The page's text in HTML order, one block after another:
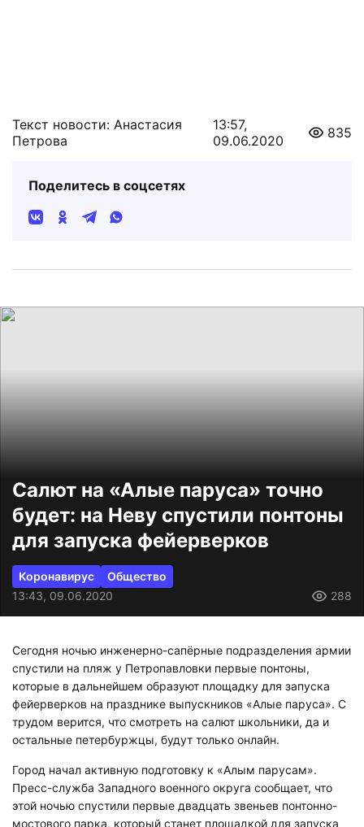
Текст новости: Анастасия
Петрова
13:57,
09.06.2020
835
Поделитесь в соцсетях
Салют на «Алые паруса» точно
будет: на Неву спустили понтоны
для запуска фейерверков
Коронавирус
Общество
13:43, 09.06.2020
288
Сегодня ночью инженерно-сапёрные подразделения армии
спустили на пляж у Петропавловки первые понтоны,
которые в дальнейшем образуют площадку для запуска
фейерверков на празднике выпускников «Алые паруса». С
трудом верится, что смотреть на салют школьники, да и
остальные петербуржцы, будут только онлайн.
Город начал активную подготовку к «Алым парусам».
Пресс-служба Западного военного округа сообщает, что
этой ночью спустили первые двадцать звеньев понтонно-
мостового парка, который станет площадкой для запуска